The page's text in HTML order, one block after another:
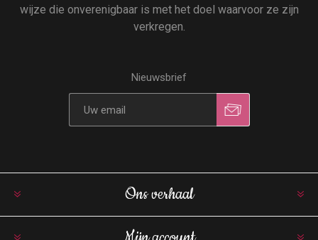
wijze die onverenigbaar is met het doel waarvoor ze zijn
verkregen.
Nieuwsbrief
Ons verhaal